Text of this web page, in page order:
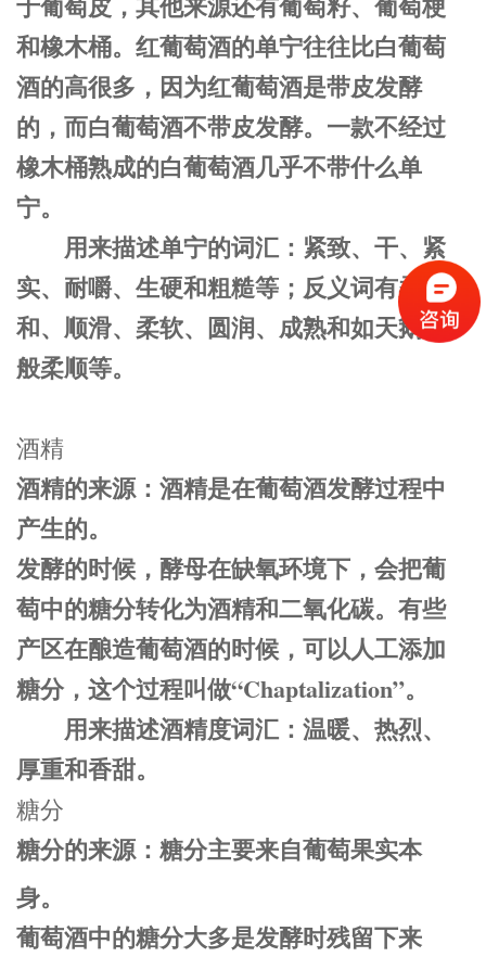
和橡木桶。红葡萄酒的单宁往往比白葡萄
酒的高很多，因为红葡萄酒是带皮发酵
的，而白葡萄酒不带皮发酵。一款不经过
橡木桶熟成的白葡萄酒几乎不带什么单
宁。
用来描述单宁的词汇：紧致、干、紧
实、耐嚼、生硬和粗糙等；反义词有柔
和、顺滑、柔软、圆润、成熟和如天鹅绒
般柔顺等。
酒精
酒精的来源：酒精是在葡萄酒发酵过程中
产生的。
发酵的时候，酵母在缺氧环境下，会把葡
萄中的糖分转化为酒精和二氧化碳。有些
产区在酿造葡萄酒的时候，可以人工添加
糖分，这个过程叫做“Chaptalization”。
用来描述酒精度词汇：温暖、热烈、
厚重和香甜。
糖分
糖分的来源：糖分主要来自葡萄果实本
身。
葡萄酒中的糖分大多是发酵时残留下来